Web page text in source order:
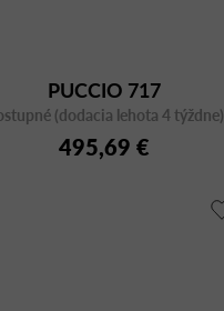
PUCCIO 717
(dodacia lehota 4 týždne)
495,69 €